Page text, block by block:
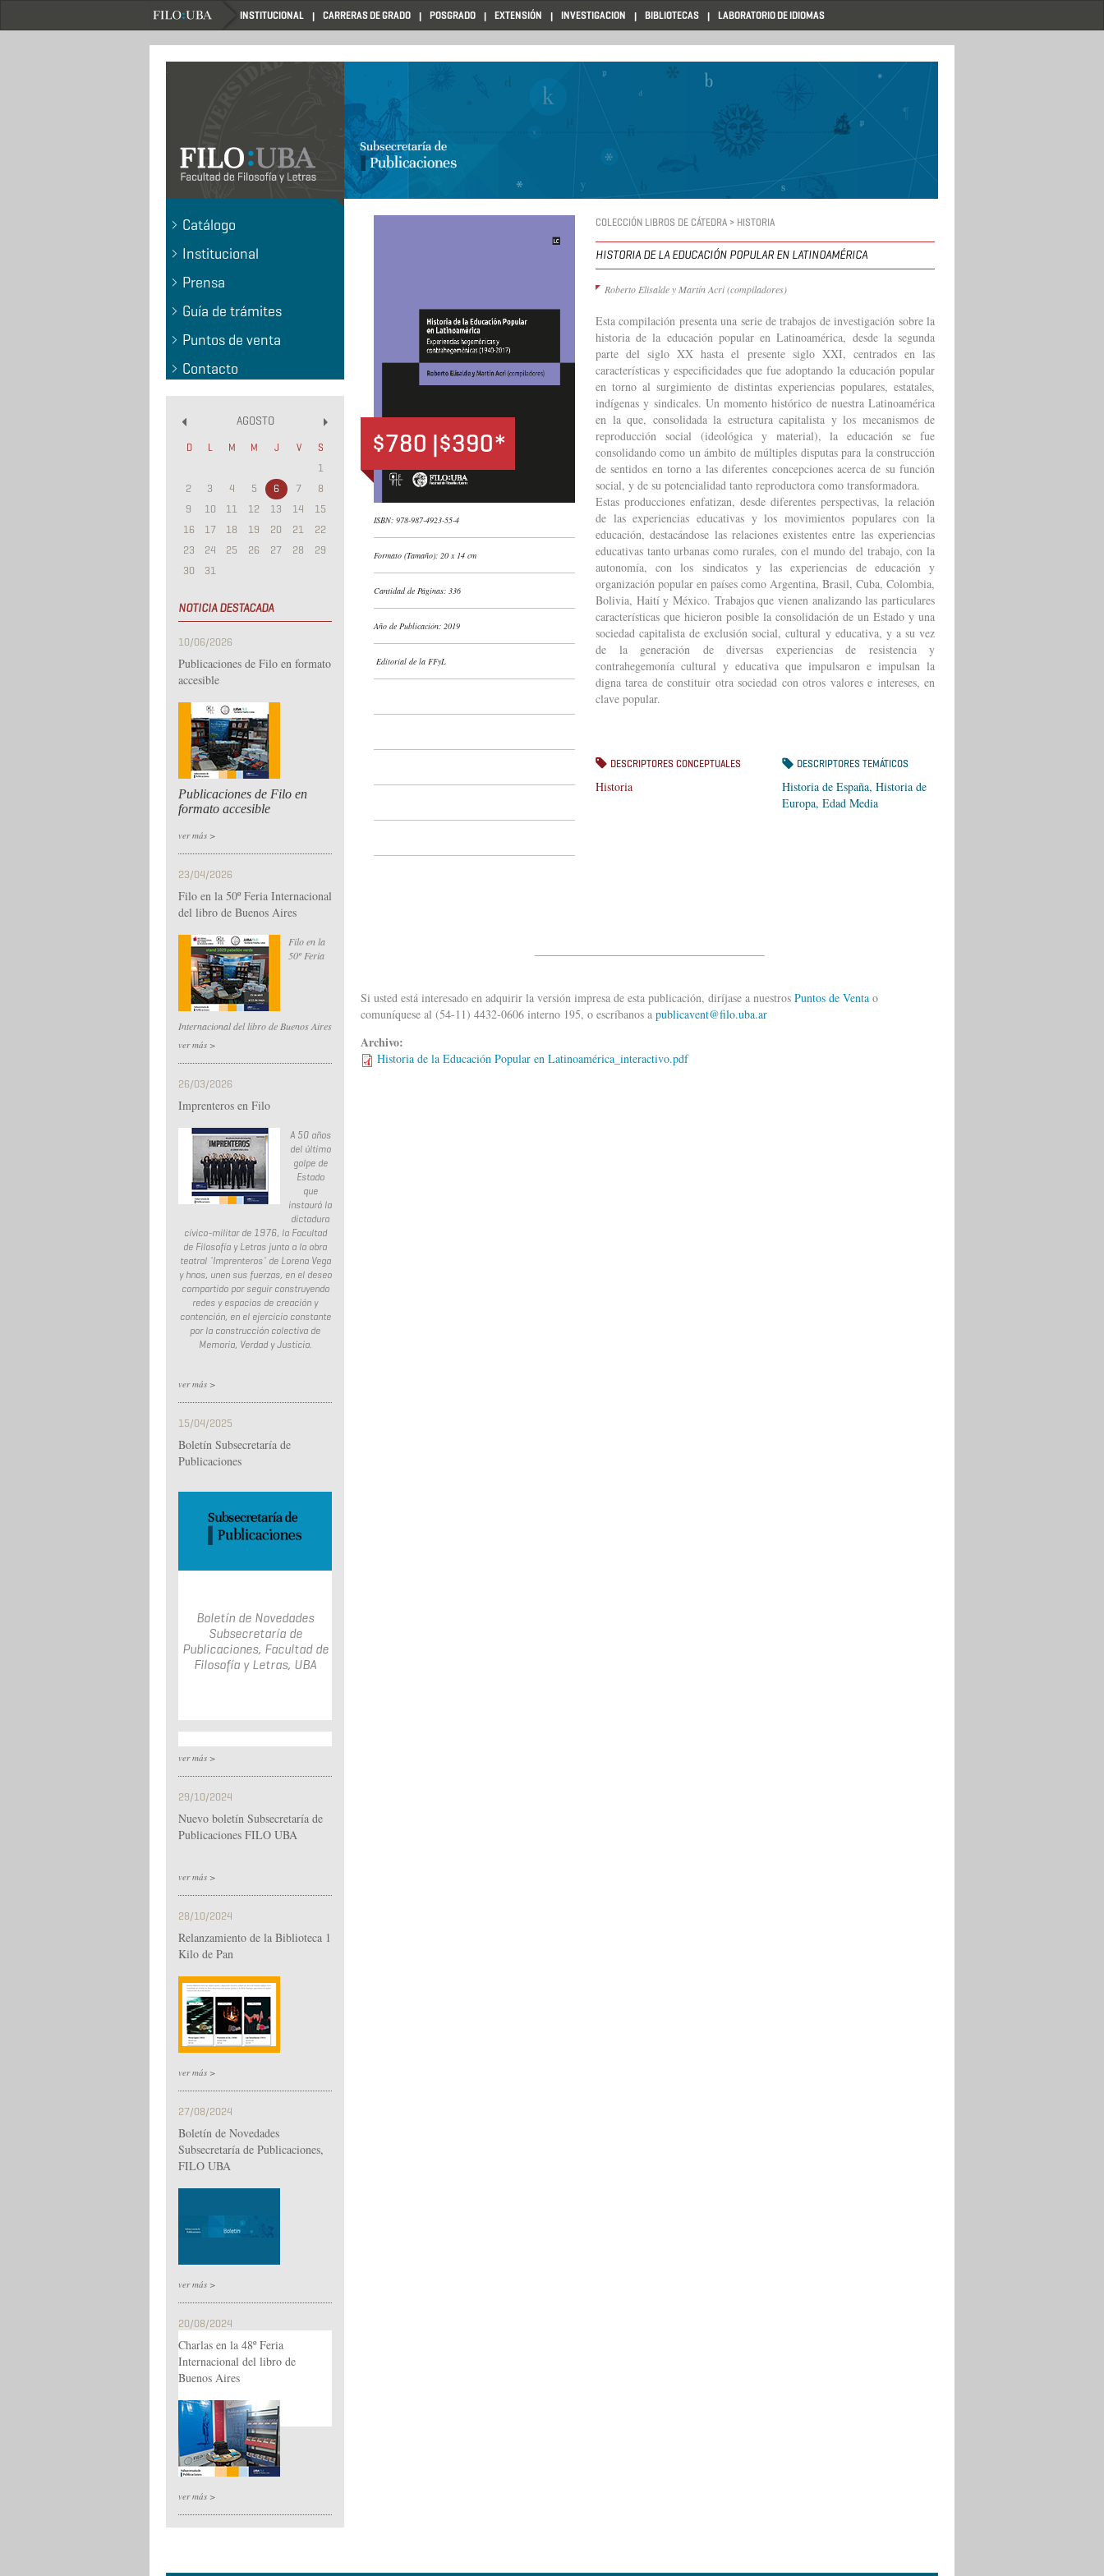
INSTITUCIONAL CARRERAS DE GRADO POSGRADO EXTENSIÓN INVESTIGACION BIBLIOTECAS LABORATORIO DE IDIOMAS
.
Catálogo
Institucional
Prensa
Guía de trámites
Puntos de venta
Contacto
AGOSTO
D L M M J V S
1
2
3 4 5 6 7
8
9
10 11 12 13 14
15
16
17 18 19 20 21
22
23
24 25 26 27 28
29
30
31
NOTICIA DESTACADA
10/06/2026
Publicaciones de Filo en formato
accesible
Publicaciones de Filo en
formato accesible
ver más >
23/04/2026
Filo en la 50º Feria Internacional
del libro de Buenos Aires
Filo en la
50º Feria
Internacional del libro de Buenos Aires
ver más >
26/03/2026
Imprenteros en Filo
A 50 años
del último
golpe de
Estado
que
instauró la
dictadura
cívico-militar de 1976, la Facultad
de Filosofía y Letras junto a la obra
teatral ¨Imprenteros¨ de Lorena Vega
y hnos, unen sus fuerzas, en el deseo
compartido por seguir construyendo
redes y espacios de creación y
contención, en el ejercicio constante
por la construcción colectiva de
Memoria, Verdad y Justicia.
ver más >
15/04/2025
Boletín Subsecretaría de
Publicaciones
Boletín de Novedades
Subsecretaría de
Publicaciones, Facultad de
Filosofía y Letras, UBA
ver más >
29/10/2024
Nuevo boletín Subsecretaría de
Publicaciones FILO UBA
ver más >
28/10/2024
Relanzamiento de la Biblioteca 1
Kilo de Pan
ver más >
27/08/2024
Boletín de Novedades
Subsecretaría de Publicaciones,
FILO UBA
ver más >
20/08/2024
Charlas en la 48º Feria
Internacional del libro de
Buenos Aires
ver más >
$780 |$390*
ISBN: 978-987-4923-55-4
Formato (Tamaño): 20 x 14 cm
Cantidad de Páginas: 336
Año de Publicación: 2019
Editorial de la FFyL
COLECCIÓN LIBROS DE CÁTEDRA > HISTORIA
HISTORIA DE LA EDUCACIÓN POPULAR EN LATINOAMÉRICA
Roberto Elisalde y Martín Acri (compiladores)
Esta compilación presenta una serie de trabajos de investigación sobre la
historia de la educación popular en Latinoamérica, desde la segunda
parte del siglo XX hasta el presente siglo XXI, centrados en las
características y especificidades que fue adoptando la educación popular
en torno al surgimiento de distintas experiencias populares, estatales,
indígenas y sindicales. Un momento histórico de nuestra Latinoamérica
en la que, consolidada la estructura capitalista y los mecanismos de
reproducción social (ideológica y material), la educación se fue
consolidando como un ámbito de múltiples disputas para la construcción
de sentidos en torno a las diferentes concepciones acerca de su función
social, y de su potencialidad tanto reproductora como transformadora.
Estas producciones enfatizan, desde diferentes perspectivas, la relación
de las experiencias educativas y los movimientos populares con la
educación, destacándose las relaciones existentes entre las experiencias
educativas tanto urbanas como rurales, con el mundo del trabajo, con la
autonomía, con los sindicatos y las experiencias de educación y
organización popular en países como Argentina, Brasil, Cuba, Colombia,
Bolivia, Haití y México. Trabajos que vienen analizando las particulares
características que hicieron posible la consolidación de un Estado y una
sociedad capitalista de exclusión social, cultural y educativa, y a su vez
de la generación de diversas experiencias de resistencia y
contrahegemonía cultural y educativa que impulsaron e impulsan la
digna tarea de constituir otra sociedad con otros valores e intereses, en
clave popular.
DESCRIPTORES CONCEPTUALES
Historia
DESCRIPTORES TEMÁTICOS
Historia de España, Historia de
Europa, Edad Media
Si usted está interesado en adquirir la versión impresa de esta publicación, diríjase a nuestros Puntos de Venta o
comuníquese al (54-11) 4432-0606 interno 195, o escríbanos a publicavent@filo.uba.ar
Archivo:
Historia de la Educación Popular en Latinoamérica_interactivo.pdf